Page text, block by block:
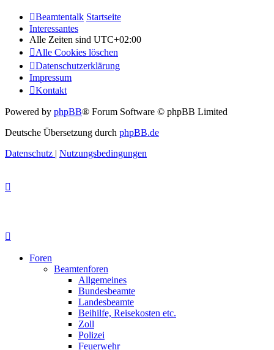
Beamtentalk Startseite
Interessantes
Alle Zeiten sind UTC+02:00
Alle Cookies löschen
Datenschutzerklärung
Impressum
Kontakt
Powered by phpBB® Forum Software © phpBB Limited
Deutsche Übersetzung durch phpBB.de
Datenschutz | Nutzungsbedingungen
Foren
Beamtenforen
Allgemeines
Bundesbeamte
Landesbeamte
Beihilfe, Reisekosten etc.
Zoll
Polizei
Feuerwehr